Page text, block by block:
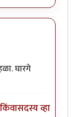
by
घारगे
किंवासदस्य व्हा